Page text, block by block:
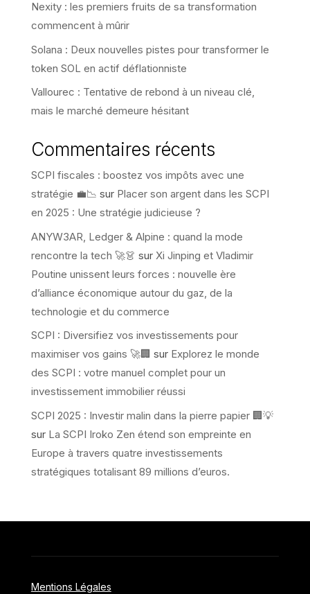
Nexity : les premiers fruits de sa transformation
commencent à mûrir
Solana : Deux nouvelles pistes pour transformer le
token SOL en actif déflationniste
Vallourec : Tentative de rebond à un niveau clé,
mais le marché demeure hésitant
Commentaires récents
SCPI fiscales : boostez vos impôts avec une
stratégie 💼📉 sur Placer son argent dans les SCPI
en 2025 : Une stratégie judicieuse ?
ANYW3AR, Ledger & Alpine : quand la mode
rencontre la tech 🚀👗 sur Xi Jinping et Vladimir
Poutine unissent leurs forces : nouvelle ère
d’alliance économique autour du gaz, de la
technologie et du commerce
SCPI : Diversifiez vos investissements pour
maximiser vos gains 🚀🏢 sur Explorez le monde
des SCPI : votre manuel complet pour un
investissement immobilier réussi
SCPI 2025 : Investir malin dans la pierre papier 🏢💡
sur La SCPI Iroko Zen étend son empreinte en
Europe à travers quatre investissements
stratégiques totalisant 89 millions d’euros.
Mentions Légales